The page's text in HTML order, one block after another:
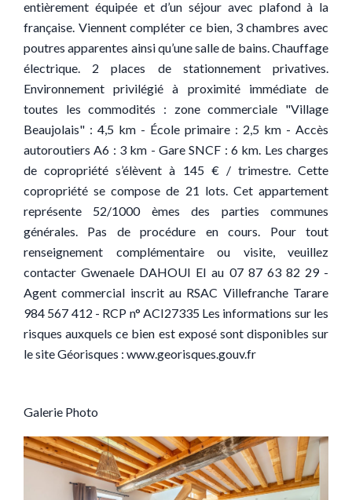
entièrement équipée et d’un séjour avec plafond à la
française. Viennent compléter ce bien, 3 chambres avec
poutres apparentes ainsi qu’une salle de bains. Chauffage
électrique. 2 places de stationnement privatives.
Environnement privilégié à proximité immédiate de
toutes les commodités : zone commerciale "Village
Beaujolais" : 4,5 km - École primaire : 2,5 km - Accès
autoroutiers A6 : 3 km - Gare SNCF : 6 km. Les charges
de copropriété s’élèvent à 145 € / trimestre. Cette
copropriété se compose de 21 lots. Cet appartement
représente 52/1000 èmes des parties communes
générales. Pas de procédure en cours. Pour tout
renseignement complémentaire ou visite, veuillez
contacter Gwenaele DAHOUI EI au 07 87 63 82 29 -
Agent commercial inscrit au RSAC Villefranche Tarare
984 567 412 - RCP n° ACI27335 Les informations sur les
risques auxquels ce bien est exposé sont disponibles sur
le site Géorisques : www.georisques.gouv.fr
Galerie Photo